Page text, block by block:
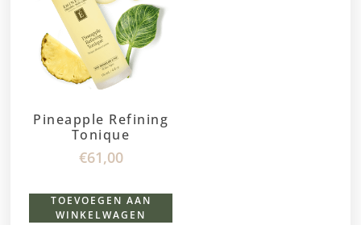
Pineapple Refining
Tonique
€61,00
TOEVOEGEN AAN
WINKELWAGEN